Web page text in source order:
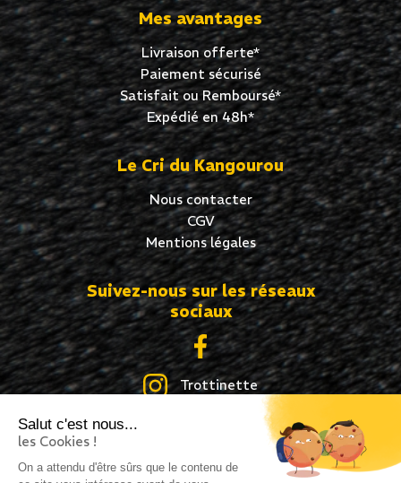
Salut c'est nous...
les Cookies !
On a attendu d'être sûrs que le contenu de
Mes avantages
Livraison offerte*
Paiement sécurisé
Satisfait ou Remboursé*
Expédié en 48h*
Le Cri du Kangourou
Nous contacter
CGV
Mentions légales
Suivez-nous sur les réseaux
sociaux
Trottinette
Roller